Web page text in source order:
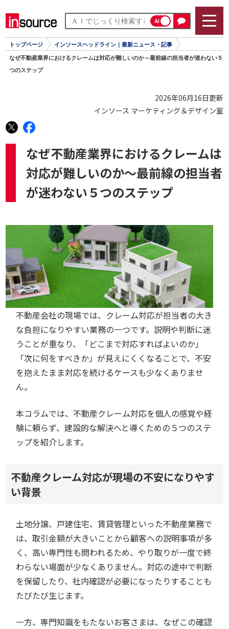
AI
トップページ インソースヘッドライン｜最新ニュース・記事
なぜ不動産業界におけるクレームは対応が難しいのか～最前線の担当者が迷わない５
つのステップ
2026年06月16日更新
インソース マーケティング＆デザイン室
なぜ不動産業界におけるクレームは
対応が難しいのか～最前線の担当者
が迷わない５つのステップ
不動産会社の現場では、クレーム対応が担当者の大き
な負担になりやすい業務の一つです。説明や判断に迷
うことが重なり、「どこまで対応すればよいのか」
「次に何をすべきか」が見えにくくなることで、不安
を抱えたまま対応を続けるケースも少なくありませ
ん。
本コラムでは、不動産クレーム対応を個人の感覚や経
験に頼らず、建設的な解決へと導くための５つのステ
ップを紹介します。
不動産クレーム対応が現場の不安になりやす
い背景
土地分譲、戸建住宅、賃貸管理といった不動産業務で
は、取引金額が大きいことから顧客への説明事項が多
く、高い専門性も問われるため、やり取りが一度で終
わらない場面が少なくありません。対応の途中で判断
を保留したり、社内確認が必要になったりすることも
たびたび生じます。
一方、専門知識をもたないお客さまは、なぜこの確認